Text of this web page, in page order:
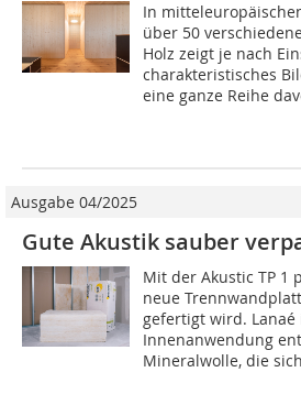
In
über 50
Holz zeigt je nach
charakteristisches
eine ganze Reihe
Ausgabe 04/2025
Gute Akustik sauber
Mit der Akustic TP 1
neue
gefertigt wird.
Innenanwendung
Mineralwolle, die